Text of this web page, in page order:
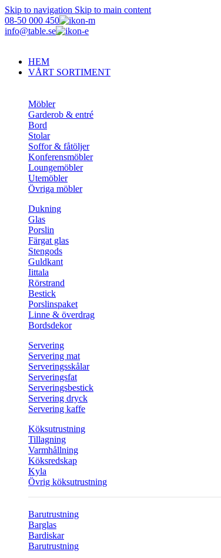
Skip to navigation Skip to main content
08-50 000 450
info@table.se
HEM
VÅRT SORTIMENT
Möbler
Garderob & entré
Bord
Stolar
Soffor & fåtöljer
Konferensmöbler
Loungemöbler
Utemöbler
Övriga möbler
Dukning
Glas
Porslin
Färgat glas
Stengods
Guldkant
Iittala
Rörstrand
Bestick
Porslinspaket
Linne & överdrag
Bordsdekor
Servering
Servering mat
Serveringsskålar
Serveringsfat
Serveringsbestick
Servering dryck
Servering kaffe
Köksutrustning
Tillagning
Varmhållning
Köksredskap
Kyla
Övrig köksutrustning
Barutrustning
Barglas
Bardiskar
Barutrustning